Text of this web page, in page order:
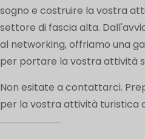
sogno e costruire la vostra
settore di fascia alta.
al networking, offriamo una
per portare la vostra attività
Non esitate a contattarci.
per la vostra attività turistica